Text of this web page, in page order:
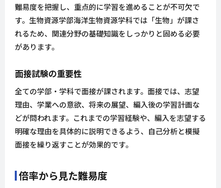
難易度を把握し、重点的に学習を進めることが不可欠で
す。生物資源学部海洋生物資源学科では「生物」が課さ
れるため、関連分野の基礎知識をしっかりと固める必要
があります。
面接試験の重要性
全ての学部・学科で面接が課されます。面接では、志望
理由、学業への意欲、将来の展望、編入後の学習計画な
どが問われます。これまでの学習経験や、編入を志望する
明確な理由を具体的に説明できるよう、自己分析と模擬
面接を繰り返すことが効果的です。
倍率から見た難易度